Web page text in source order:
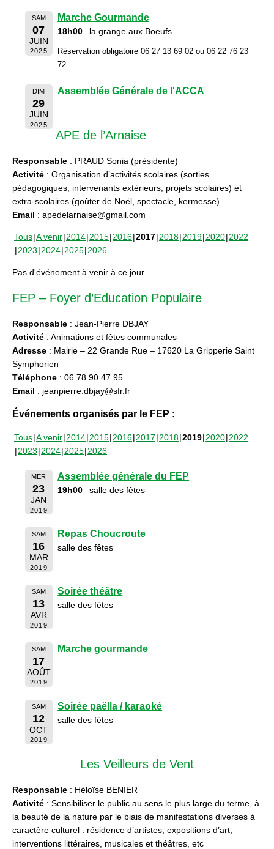
SAM
07
JUIN
2025
Marche Gourmande
18h00 la grange aux Boeufs
Réservation obligatoire 06 27 13 69 02 ou 06 22 76 23
72
DIM
29
JUIN
2025
Assemblée Générale de l'ACCA
APE de l’Arnaise
Responsable : PRAUD Sonia (présidente)
Activité : Organisation d’activités scolaires (sorties
pédagogiques, intervenants extérieurs, projets scolaires) et
extra-scolaires (goûter de Noël, spectacle, kermesse).
Email : apedelarnaise@gmail.com
Tous A venir 2014 2015 2016 2017 2018 2019 2020 2022
2023 2024 2025 2026
Pas d'événement à venir à ce jour.
FEP – Foyer d’Education Populaire
Responsable : Jean-Pierre DBJAY
Activité : Animations et fêtes communales
Adresse : Mairie – 22 Grande Rue – 17620 La Gripperie Saint
Symphorien
Téléphone : 06 78 90 47 95
Email : jeanpierre.dbjay@sfr.fr
Événements organisés par le FEP :
Tous A venir 2014 2015 2016 2017 2018 2019 2020 2022
2023 2024 2025 2026
MER
23
JAN
2019
Assemblée générale du FEP
19h00 salle des fêtes
SAM
16
MAR
2019
Repas Choucroute
salle des fêtes
SAM
13
AVR
2019
Soirée théâtre
salle des fêtes
SAM
17
AOÛT
2019
Marche gourmande
SAM
12
OCT
2019
Soirée paëlla / karaoké
salle des fêtes
Les Veilleurs de Vent
Responsable : Héloïse BENIER
Activité : Sensibiliser le public au sens le plus large du terme, à
la beauté de la nature par le biais de manifestations diverses à
caractère culturel : résidence d’artistes, expositions d’art,
interventions littéraires, musicales et théâtres, etc